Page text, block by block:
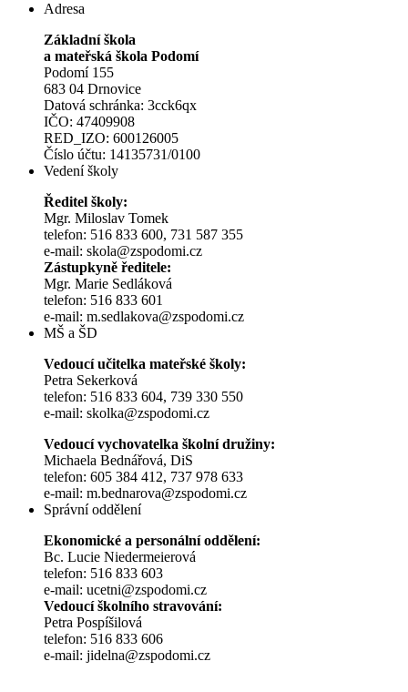
Adresa
Základní škola
a mateřská škola Podomí
Podomí 155
683 04 Drnovice
Datová schránka: 3cck6qx
IČO: 47409908
RED_IZO: 600126005
Číslo účtu: 14135731/0100
Vedení školy
Ředitel školy:
Mgr. Miloslav Tomek
telefon: 516 833 600, 731 587 355
e-mail: skola@zspodomi.cz
Zástupkyně ředitele:
Mgr. Marie Sedláková
telefon: 516 833 601
e-mail: m.sedlakova@zspodomi.cz
MŠ a ŠD
Vedoucí učitelka mateřské školy:
Petra Sekerková
telefon: 516 833 604, 739 330 550
e-mail: skolka@zspodomi.cz
Vedoucí vychovatelka školní družiny:
Michaela Bednářová, DiS
telefon: 605 384 412, 737 978 633
e-mail: m.bednarova@zspodomi.cz
Správní oddělení
Ekonomické a personální oddělení:
Bc. Lucie Niedermeierová
telefon: 516 833 603
e-mail: ucetni@zspodomi.cz
Vedoucí školního stravování:
Petra Pospíšilová
telefon: 516 833 606
e-mail: jidelna@zspodomi.cz